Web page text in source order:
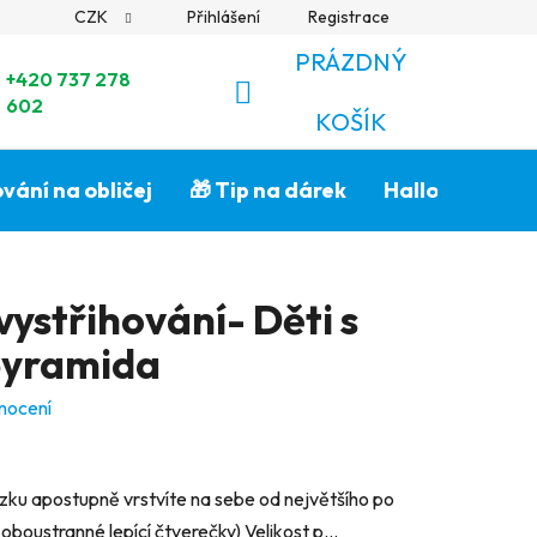
CZK Přihlášení Registrace
+420 737 278
602
NÁKUPNÍ
KOŠÍK
PRÁZDNÝ
KOŠÍK
na obličej 🎁 Tip na dárek Halloween🎃
Děti s
apostupně vrstvíte na sebe od největšího po
lepící čtverečky) Velikost p...